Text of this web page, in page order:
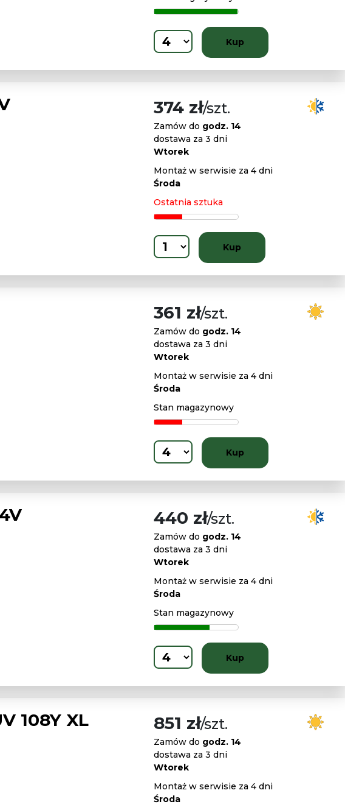
Kup
374 zł/szt.
Zamów do godz. 14
dostawa za 3 dni
Wtorek
Montaż w serwisie za 4 dni
Środa
Ostatnia sztuka
Kup
361 zł/szt.
Zamów do godz. 14
dostawa za 3 dni
Wtorek
Montaż w serwisie za 4 dni
Środa
Stan magazynowy
Kup
440 zł/szt.
Zamów do godz. 14
dostawa za 3 dni
Wtorek
Montaż w serwisie za 4 dni
Środa
Stan magazynowy
Kup
108Y XL 851 zł/szt.
Zamów do godz. 14
dostawa za 3 dni
Wtorek
Montaż w serwisie za 4 dni
Środa